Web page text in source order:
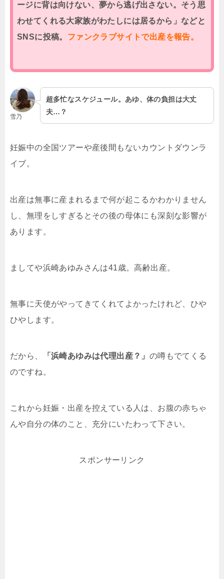
ージに背は向けない、夢から逃げ出さない。そう思
わせてくれる大家族がわたしには居るから」などと
SNSに投稿。 ファンクラブサイトで出産を報告。
雪乃
超多忙なスケジュール。あゆ、体の負担は大丈
夫…？
妊娠中の全国ツアーや産後間もないカウントダウンラ
イブ。
出産は無事に産まれるまで何が起こるかわかりません
し、無理をしすぎるとその後の母体にも深刻な影響が
あります。
ましてや浜崎あゆみさんは41歳。高齢出産。
無事に天使がやってきてくれてよかったけれど、ひや
ひやします。
だから、 「浜崎あゆみは代理出産？」 の噂もでてくる
のですね。
これから妊娠・出産を控えている人は、お腹の赤ちゃ
んや自分の体のこと、充分にいたわって下さい。
スポンサーリンク